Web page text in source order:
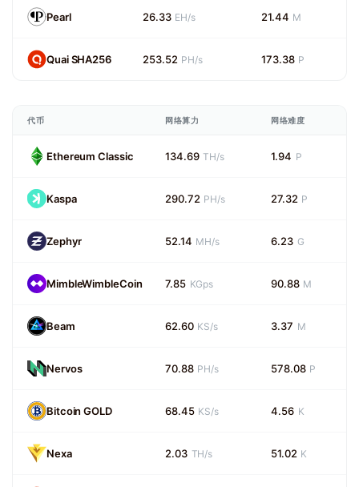
Pearl 26.33 EH/s 21.44 M
Quai SHA256 253.52 PH/s 173.38 P
代币 网络算力 网络难度
Ethereum Classic 134.69 TH/s 1.94 P
Kaspa 290.72 PH/s 27.32 P
Zephyr 52.14 MH/s 6.23 G
MimbleWimbleCoin 7.85 KGps 90.88 M
Beam 62.60 KS/s 3.37 M
Nervos 70.88 PH/s 578.08 P
Bitcoin GOLD 68.45 KS/s 4.56 K
Nexa 2.03 TH/s 51.02 K